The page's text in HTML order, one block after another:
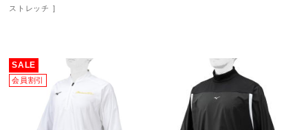
ストレッチ
SALE
会員割引